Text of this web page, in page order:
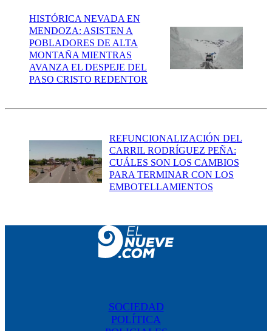
HISTÓRICA NEVADA EN
MENDOZA: ASISTEN A
POBLADORES DE ALTA
MONTAÑA MIENTRAS
AVANZA EL DESPEJE DEL
PASO CRISTO REDENTOR
REFUNCIONALIZACIÓN DEL
CARRIL RODRÍGUEZ PEÑA:
CUÁLES SON LOS CAMBIOS
PARA TERMINAR CON LOS
EMBOTELLAMIENTOS
SOCIEDAD
POLÍTICA